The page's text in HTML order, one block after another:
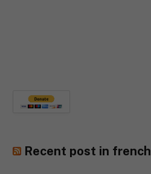
Recent post in french